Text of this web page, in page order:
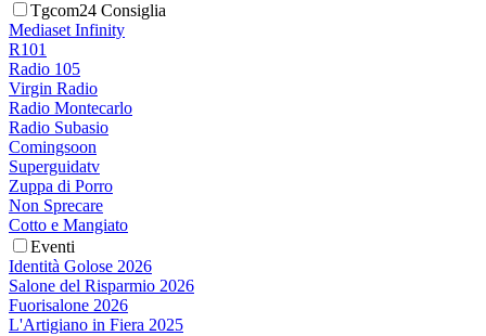
Tgcom24 Consiglia
Mediaset Infinity
R101
Radio 105
Virgin Radio
Radio Montecarlo
Radio Subasio
Comingsoon
Superguidatv
Zuppa di Porro
Non Sprecare
Cotto e Mangiato
Eventi
Identità Golose 2026
Salone del Risparmio 2026
Fuorisalone 2026
L'Artigiano in Fiera 2025